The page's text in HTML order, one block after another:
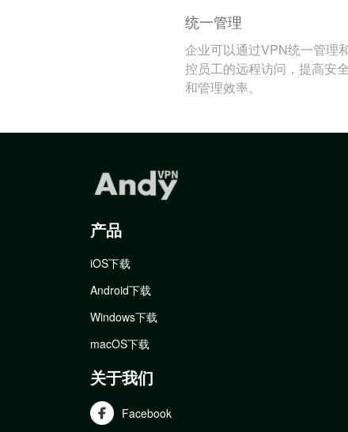
统一管理
企业可以通过VPN统一管理
控员工的远程访问，提高安
和管理效率。
产品
iOS下载
Android下载
Windows下载
macOS下载
关于我们
Facebook